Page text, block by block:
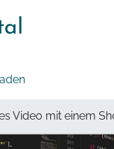
Video mit einem